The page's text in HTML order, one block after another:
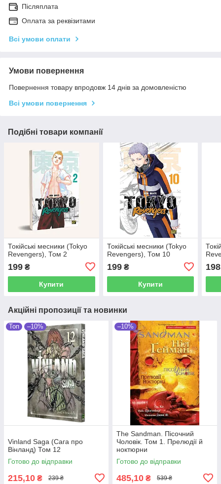
Післяплата
Оплата за реквізитами
Всі умови оплати
Умови повернення
Повернення товару впродовж 14 днів за домовленістю
Всі умови повернення
Подібні товари компанії
Токійські месники (Tokyo
Revengers), Том 2
199 ₴
Купити
Токійські месники (Tokyo
Revengers), Том 10
199₴
Купити
198
Акційні пропозиції та новинки
Топ –10%
Vinland Saga (Сага про
Вінланд) Том 12
Готово до відправки
215,10 ₴ 239 ₴
–10%
The Sandman. Пісочний
Чоловік. Том 1. Прелюдії й
ноктюрни
Готово до відправки
485,10 ₴ 539 ₴